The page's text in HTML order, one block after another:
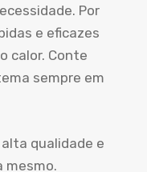
Por
e eficazes
calor. Conte
sempre em
qualidade e
mesmo.